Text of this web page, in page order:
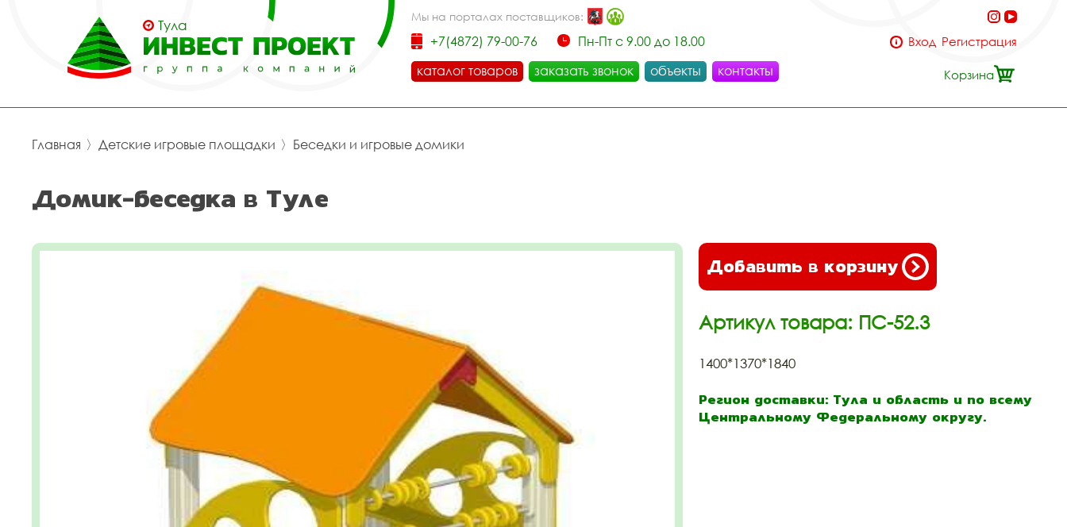
Тула
Мы на порталах поставщиков:
+7(4872) 79-00-76
Пн-Пт с 9.00 до 18.00
каталог товаров
заказать звонок объекты контакты
Вход Регистрация
Корзина
Главная 〉 Детские игровые площадки 〉 Беседки и игровые домики
Домик-беседка в Туле
Добавить в корзину
Артикул товара: ПС-52.3
1400*1370*1840
Регион доставки: Тула и область и по всему
Центральному Федеральному округу.